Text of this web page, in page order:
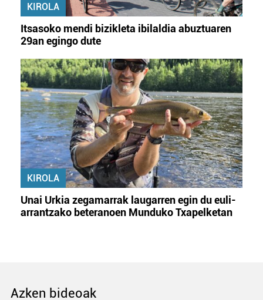
KIROLA
Itsasoko mendi bizikleta ibilaldia abuztuaren
29an egingo dute
KIROLA
Unai Urkia zegamarrak laugarren egin du euli-
arrantzako beteranoen Munduko Txapelketan
Azken bideoak